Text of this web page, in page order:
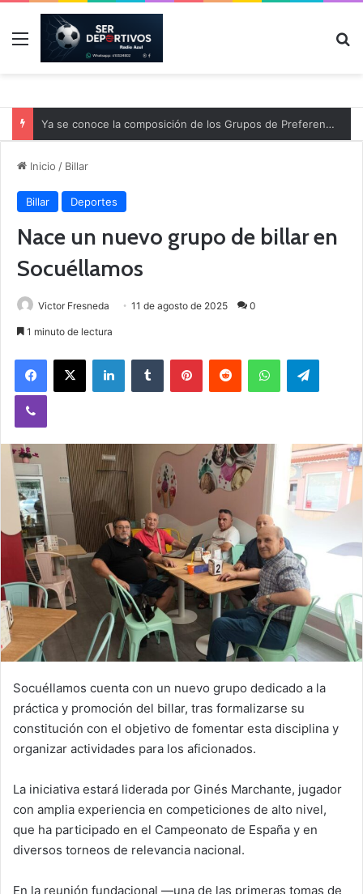
Menú
Ya se conoce la composición de los Grupos de Preferente y el calendario
Inicio / Billar
Billar Deportes
Nace un nuevo grupo de billar en
Socuéllamos
Victor Fresneda 11 de agosto de 2025 0
1 minuto de lectura
Socuéllamos cuenta con un nuevo grupo dedicado a la
práctica y promoción del billar, tras formalizarse su
constitución con el objetivo de fomentar esta disciplina y
organizar actividades para los aficionados.
La iniciativa estará liderada por Ginés Marchante, jugador
con amplia experiencia en competiciones de alto nivel,
que ha participado en el Campeonato de España y en
diversos torneos de relevancia nacional.
En la reunión fundacional —una de las primeras tomas de